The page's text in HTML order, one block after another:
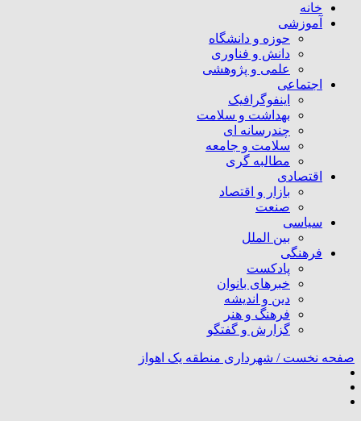
خانه
آموزشی
حوزه و دانشگاه
دانش و فناوری
علمی و پژوهشی
اجتماعی
اینفوگرافیک
بهداشت و سلامت
چندرسانه ای
سلامت و جامعه
مطالبه گری
اقتصادی
بازار و اقتصاد
صنعت
سیاسی
بین الملل
فرهنگی
پادکست
خبرهای بانوان
دین و اندیشه
فرهنگ و هنر
گزارش و گفتگو
صفحه نخست / شهرداری منطقه یک اهواز